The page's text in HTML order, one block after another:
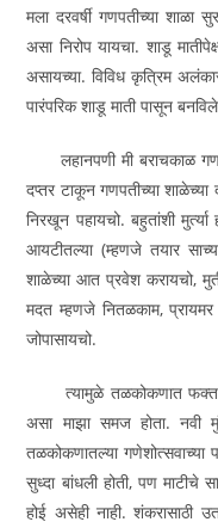
मला दरवर्षी गणपतीच्या शाळा
असा निरोप यायचा. शाडू
असायच्या. विविध कृत्रिम
पारंपरिक शाडू माती पासून
लहानपणी मी बराचकाळ
दप्तर टाकून गणपतीच्या शाळेच्या
निरखून पहायचो. बहुतांशी मुर्त्या
आयटीतल्या (म्हणजे तयार
शाळेच्या आत प्रवेश करायचो,
मदत म्हणजे नितळकाम,
जोपासायचो.
त्यामुळे तळकोकणात फक्त
असा माझा समज होता. नवी
तळकोकणातल्या गणेशोत्सवाच्या
सुध्दा बांधली होती, पण
होई असेही नाही. शंकरासाठी